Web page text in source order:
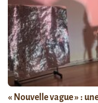
« Nouvelle vague » :